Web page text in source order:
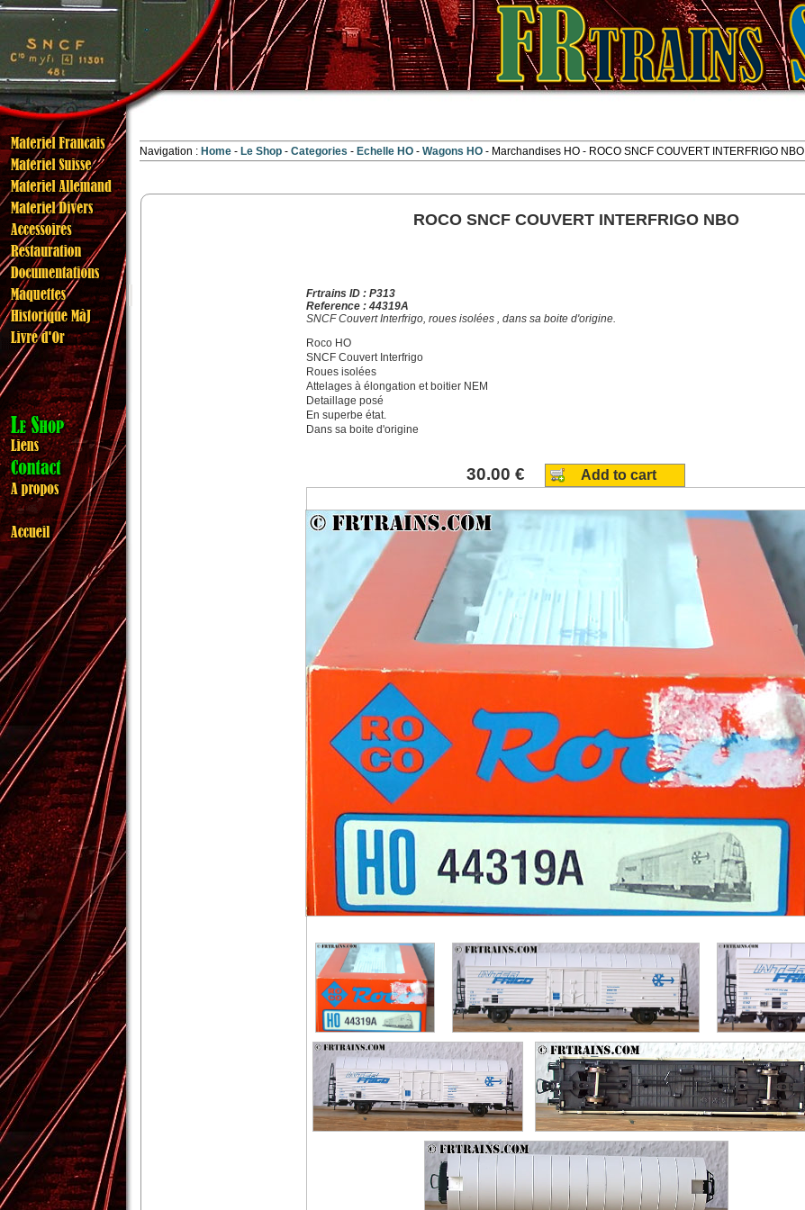
Navigation : Home Le Shop Categories Echelle HO Wagons HO Marchandises HO - ROCO SNCF COUVERT INTERFRIGO NBO
ROCO SNCF COUVERT INTERFRIGO NBO
Frtrains ID : P313
Reference : 44319A
SNCF Couvert Interfrigo, roues isolées , dans sa boite d'origine.
Roco HO
SNCF Couvert Interfrigo
Roues isolées
Attelages à élongation et boitier NEM
Detaillage posé
En superbe état.
Dans sa boite d'origine
30.00 € Add to cart